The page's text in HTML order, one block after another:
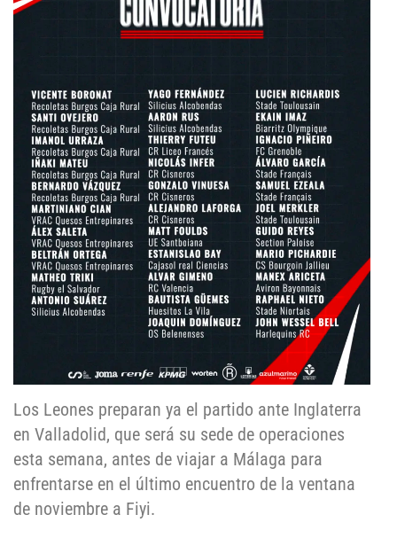
Los Leones preparan ya el partido ante Inglaterra
en Valladolid, que será su sede de operaciones
esta semana, antes de viajar a Málaga para
enfrentarse en el último encuentro de la ventana
de noviembre a Fiyi.